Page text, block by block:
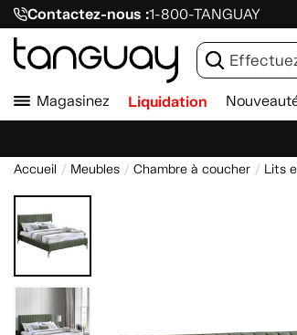
Contactez-nous :1-800-TANGUAY
Magasinez Liquidation
Accueil Meubles Chambre à coucher Lits